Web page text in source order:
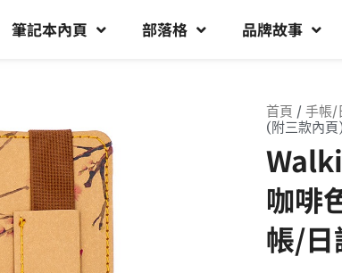
筆記本內頁 部落格 品牌故事
首頁 / 手帳/
(附三款內
咖啡
帳/